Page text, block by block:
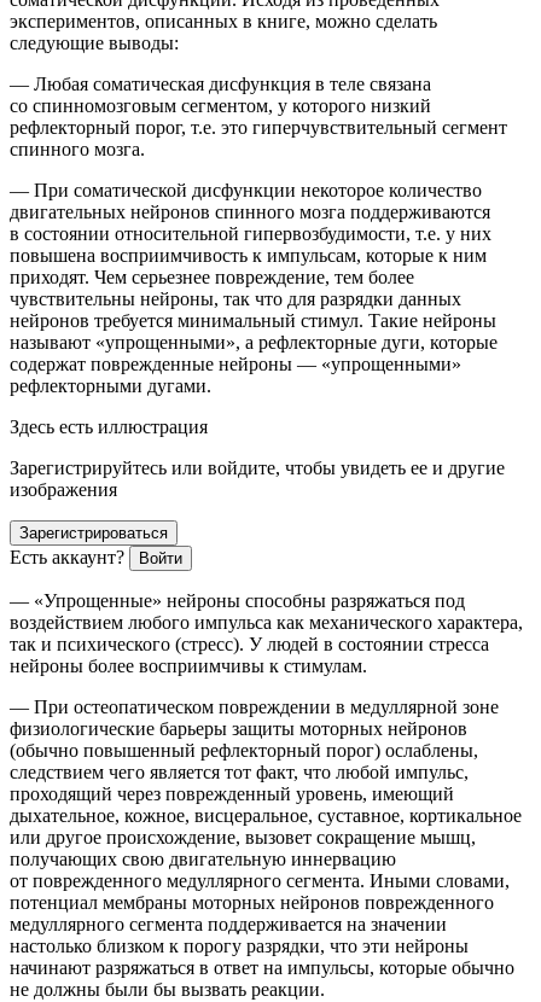
экспериментов, описанных в книге, можно сделать
следующие выводы:
— Любая соматическая дисфункция в теле связана
со спинномозговым сегментом, у которого низкий
рефлекторный порог, т.е. это гиперчувствительный сегмент
спинного мозга.
— При соматической дисфункции некоторое количество
двигательных нейронов спинного мозга поддерживаются
в состоянии относительной гипервозбудимости, т.е. у них
повышена восприимчивость к импульсам, которые к ним
приходят. Чем серьезнее повреждение, тем более
чувствительны нейроны, так что для разрядки данных
нейронов требуется минимальный стимул. Такие нейроны
называют «упрощенными», а рефлекторные дуги, которые
содержат поврежденные нейроны — «упрощенными»
рефлекторными дугами.
Здесь есть иллюстрация
Зарегистрируйтесь или войдите, чтобы увидеть ее и другие
изображения
Зарегистрироваться
Есть аккаунт? Войти
— «Упрощенные» нейроны способны разряжаться под
воздействием любого импульса как механического характера,
так и психического (стресс). У людей в состоянии стресса
нейроны более восприимчивы к стимулам.
— При остеопатическом повреждении в медуллярной зоне
физиологические барьеры защиты моторных нейронов
(обычно повышенный рефлекторный порог) ослаблены,
следствием чего является тот факт, что любой импульс,
проходящий через поврежденный уровень, имеющий
дыхательное, кожное, висцеральное, суставное, кортикальное
или другое происхождение, вызовет сокращение мышц,
получающих свою двигательную иннервацию
от поврежденного медуллярного сегмента. Иными словами,
потенциал мембраны моторных нейронов поврежденного
медуллярного сегмента поддерживается на значении
настолько близком к порогу разрядки, что эти нейроны
начинают разряжаться в ответ на импульсы, которые обычно
не должны были бы вызвать реакции.